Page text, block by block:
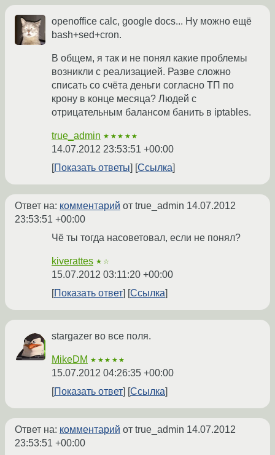
openoffice calc, google docs... Ну можно ещё
bash+sed+cron.
В общем, я так и не понял какие проблемы
возникли с реализацией. Разве сложно
списать со счёта деньги согласно ТП по
крону в конце месяца? Людей с
отрицательным балансом банить в iptables.
true_admin ★★★★★
14.07.2012 23:53:51 +00:00
Показать ответы
Ссылка
Ответ на: комментарий от true_admin 14.07.2012
23:53:51 +00:00
Чё ты тогда насоветовал, если не понял?
kiverattes ★☆
15.07.2012 03:11:20 +00:00
Показать ответ
Ссылка
stargazer во все поля.
MikeDM ★★★★★
15.07.2012 04:26:35 +00:00
Показать ответ
Ссылка
Ответ на: комментарий от true_admin 14.07.2012
23:53:51 +00:00